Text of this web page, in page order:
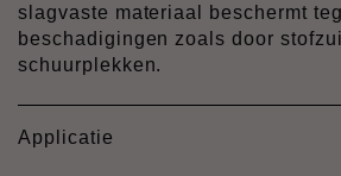
slagvaste materiaal beschermt
beschadigingen zoals door
schuurplekken.
Applicatie